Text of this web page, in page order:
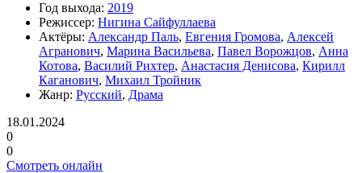
Год выхода: 2019
Режиссер: Нигина Сайфуллаева
Актёры: Александр Паль, Евгения Громова, Алексей
Агранович, Марина Васильева, Павел Ворожцов, Анна
Котова, Василий Рихтер, Анастасия Денисова, Кирилл
Каганович, Михаил Тройник
Жанр: Русский, Драма
18.01.2024
0
0
Смотреть онлайн